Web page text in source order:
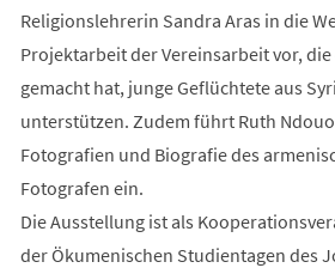
Religionslehrerin Sandra Aras in die
Projektarbeit der Vereinsarbeit vor, die
gemacht hat, junge Geflüchtete aus
unterstützen. Zudem führt Ruth
Fotografien und Biografie des
Fotografen ein.
Die Ausstellung ist als
der Ökumenischen Studientagen des